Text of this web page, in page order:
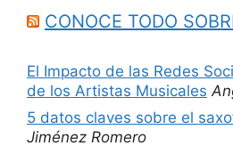
CONOCE TODO
El Impacto de las Redes
de los Artistas Musicales
5 datos claves sobre el
Jiménez Romero